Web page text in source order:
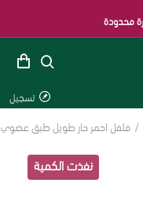
تسجيل
فلفل احمر حار طويل طبق عضوي